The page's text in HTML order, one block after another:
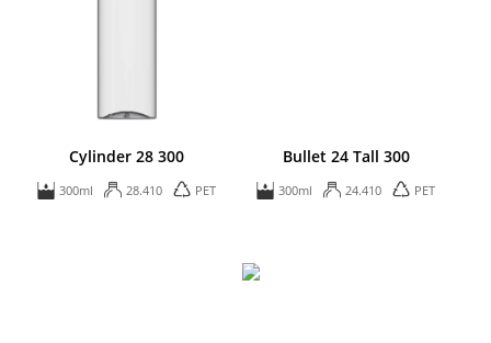
Cylinder 28 300
300ml 28.410 PET
Bullet 24 Tall 300
300ml 24.410 PET